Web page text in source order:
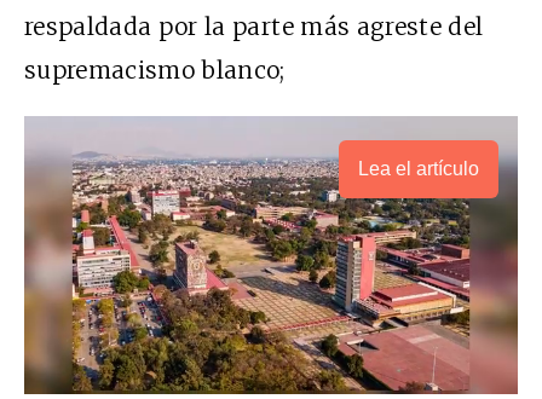
respaldada por la parte más agreste del
supremacismo blanco;
Lea el artículo